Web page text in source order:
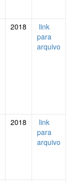
2018
link
para
arquivo
2018
link
para
arquivo